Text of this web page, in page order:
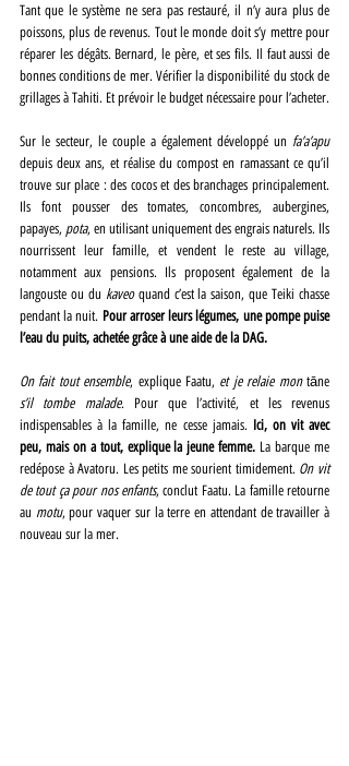
Tant que le système ne sera pas restauré, il n’y aura plus de
poissons, plus de revenus. Tout le monde doit s’y mettre pour
réparer les dégâts. Bernard, le père, et ses fils. Il faut aussi de
bonnes conditions de mer. Vérifier la disponibilité du stock de
grillages à Tahiti. Et prévoir le budget nécessaire pour l’acheter.
Sur le secteur, le couple a également développé un fa’a’apu
depuis deux ans, et réalise du compost en ramassant ce qu’il
trouve sur place : des cocos et des branchages principalement.
Ils font pousser des tomates, concombres, aubergines,
papayes, pota, en utilisant uniquement des engrais naturels. Ils
nourrissent leur famille, et vendent le reste au village,
notamment aux pensions. Ils proposent également de la
langouste ou du kaveo quand c’est la saison, que Teiki chasse
pendant la nuit. Pour arroser leurs légumes, une pompe puise
l’eau du puits, achetée grâce à une aide de la DAG.
On fait tout ensemble, explique Faatu, et je relaie mon
s’il tombe malade. Pour que l’activité, et les revenus
indispensables à la famille, ne cesse jamais. Ici, on vit avec
peu, mais on a tout, explique la jeune femme. La barque me
redépose à Avatoru. Les petits me sourient timidement. On vit
de tout ça pour nos enfants, conclut Faatu. La famille retourne
au motu, pour vaquer sur la terre en attendant de travailler à
nouveau sur la mer.